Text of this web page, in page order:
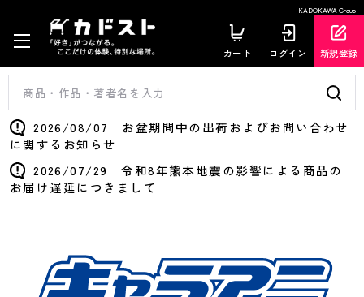
KADOKAWA Group
カート ログイン 新規登録
2026/08/07 お盆期間中の出荷およびお問い合わせ
に関するお知らせ
2026/07/29 令和8年熊本地震の影響による商品の
お届け遅延につきまして